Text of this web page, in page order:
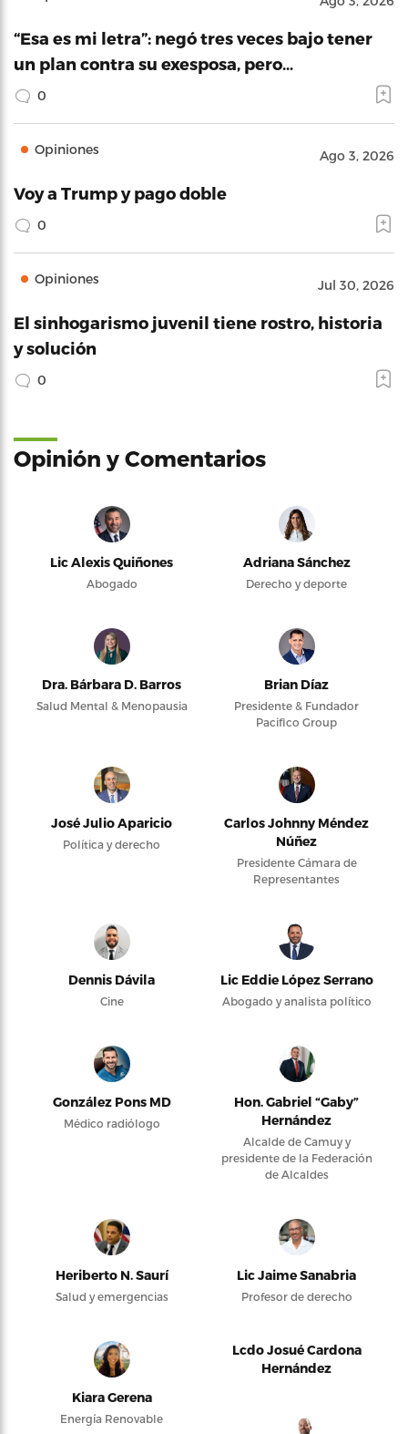
“Esa es mi letra”: negó tres veces bajo tener
un plan contra su exesposa, pero…
0
Opiniones Ago 3, 2026
Voy a Trump y pago doble
0
Opiniones Jul 30, 2026
El sinhogarismo juvenil tiene rostro, historia
y solución
0
Opinión y Comentarios
Lic Alexis Quiñones
Abogado
Adriana Sánchez
Derecho y deporte
Dra. Bárbara D. Barros
Salud Mental & Menopausia
Brian Díaz
Presidente & Fundador
Pacifico Group
José Julio Aparicio
Política y derecho
Carlos Johnny Méndez
Núñez
Presidente Cámara de
Representantes
Dennis Dávila
Cine
Lic Eddie López Serrano
Abogado y analista político
González Pons MD
Médico radiólogo
Hon. Gabriel “Gaby”
Hernández
Alcalde de Camuy y
presidente de la Federación
de Alcaldes
Heriberto N. Saurí
Salud y emergencias
Lic Jaime Sanabria
Profesor de derecho
Kiara Gerena
Energía Renovable
Lcdo Josué Cardona
Hernández